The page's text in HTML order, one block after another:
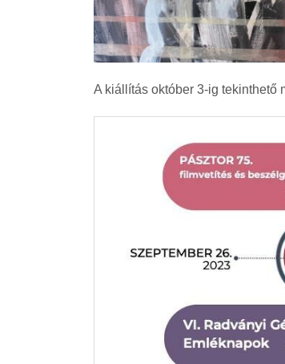
A kiállítás október 3-ig tekinthető